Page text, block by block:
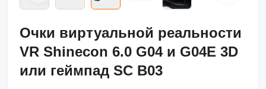
Очки виртуальной реальности
VR Shinecon 6.0 G04 и G04E 3D
или геймпад SC B03